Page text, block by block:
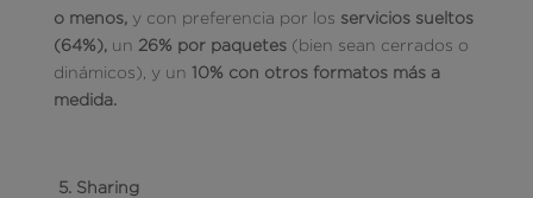
o menos, y con preferencia por los servicios sueltos
(64%), un 26% por paquetes (bien sean cerrados o
dinámicos), y un 10% con otros formatos más a
medida.
5. Sharing